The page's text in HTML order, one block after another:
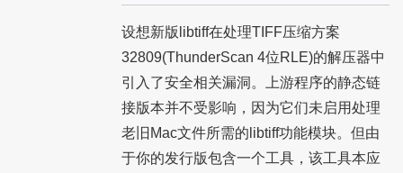
设想新版libtiff在处理TIFF压缩方案
32809(ThunderScan 4位RLE)的解压器中
引入了安全相关漏洞。上游程序的静态链
接版本并不受影响，因为它们未启用处理
老旧Mac文件所需的libtiff功能模块。但由
于你的发行版包含一个工具，该工具本应